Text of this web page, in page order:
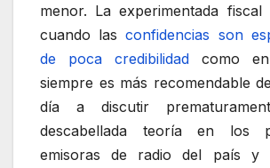
menor. La experimentada fiscal
cuando lasconfidencias son
de poca credibilidad como
siempre es más recomendable
día a discutir
descabellada teoría en los
emisoras de radio del país y